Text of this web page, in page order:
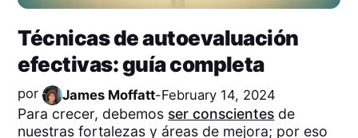
Técnicas de autoevaluación
efectivas: guía completa
por James Moffatt-February 14, 2024
Para crecer, debemos ser conscientes de
nuestras fortalezas y áreas de mejora; por eso